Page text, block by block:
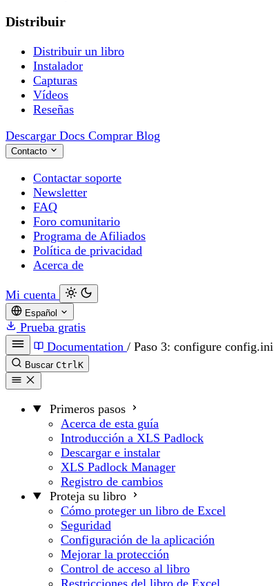
Distribuir
Distribuir un libro
Instalador
Capturas
Vídeos
Reseñas
Descargar Docs Comprar Blog
Contacto
Contactar soporte
Newsletter
FAQ
Foro comunitario
Programa de Afiliados
Política de privacidad
Acerca de
Mi cuenta
Español
Prueba gratis
Documentation / Paso 3: configure config.ini
Buscar CtrlK
Primeros pasos
Acerca de esta guía
Introducción a XLS Padlock
Descargar e instalar
XLS Padlock Manager
Registro de cambios
Proteja su libro
Cómo proteger un libro de Excel
Seguridad
Configuración de la aplicación
Mejorar la protección
Control de acceso al libro
Restricciones del libro de Excel